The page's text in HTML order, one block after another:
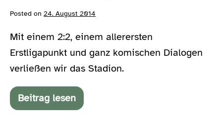
Posted on 24. August 2014
Mit einem 2:2, einem allerersten
Erstligapunkt und ganz komischen Dialogen
verließen wir das Stadion.
Beitrag lesen
Go
ahead!